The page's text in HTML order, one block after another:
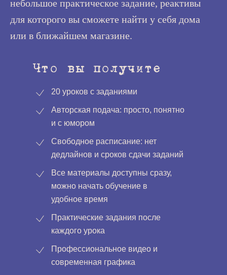
небольшое практическое задание, реактивы
для которого вы сможете найти у себя дома
или в ближайшем магазине.
20 уроков с заданиями
Авторская подача: просто, понятно
и c юмором
Свободное расписание: нет
дедлайнов и сроков сдачи заданий
Все материалы доступны сразу,
можно начать обучение в
удобное время
Практические задания после
каждого урока
Профессиональное видео и
современная графика
Что вы получите